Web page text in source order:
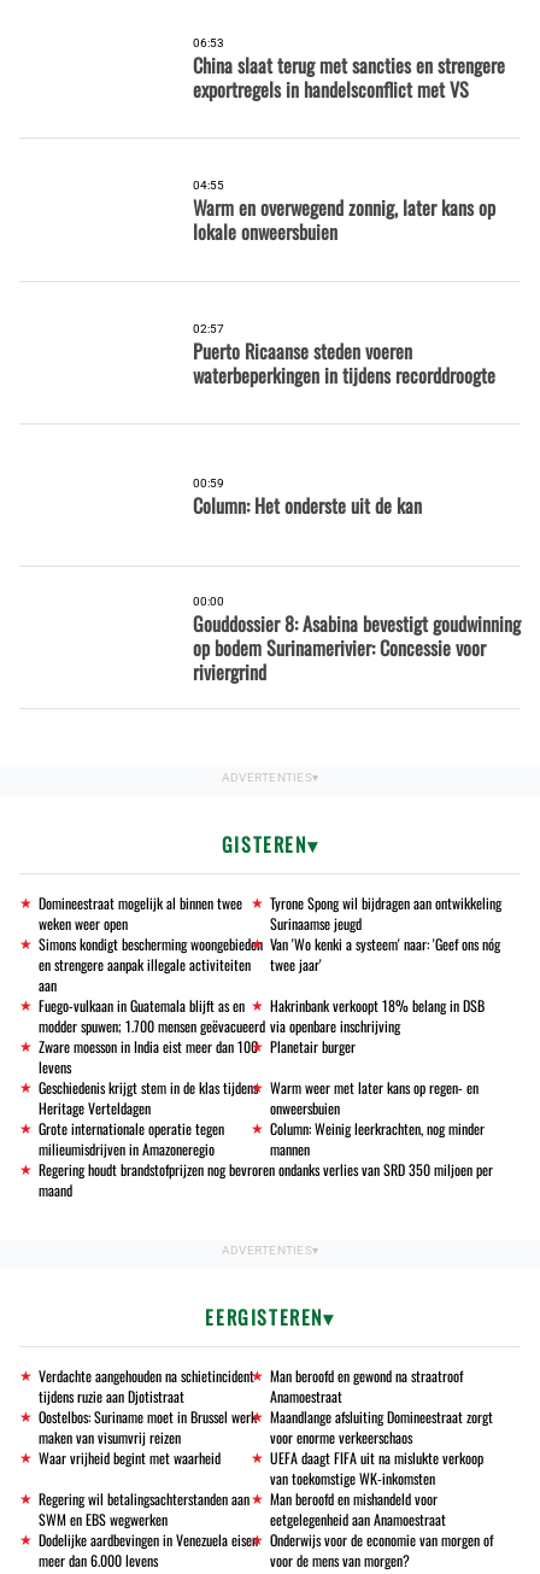
06:53
China slaat terug met sancties en strengere
exportregels in handelsconflict met VS
04:55
Warm en overwegend zonnig, later kans op
lokale onweersbuien
02:57
Puerto Ricaanse steden voeren
waterbeperkingen in tijdens recorddroogte
00:59
Column: Het onderste uit de kan
00:00
Gouddossier 8: Asabina bevestigt goudwinning
op bodem Surinamerivier: Concessie voor
riviergrind
GISTEREN
Domineestraat mogelijk al binnen twee
weken weer open
Tyrone Spong wil bijdragen aan ontwikkeling
Surinaamse jeugd
Simons kondigt bescherming woongebieden
en strengere aanpak illegale activiteiten
aan
Van 'Wo kenki a systeem' naar: 'Geef ons nóg
twee jaar'
Fuego-vulkaan in Guatemala blijft as en
modder spuwen; 1.700 mensen geëvacueerd
Hakrinbank verkoopt 18% belang in DSB
via openbare inschrijving
Zware moesson in India eist meer dan 100
levens
Planetair burger
Geschiedenis krijgt stem in de klas tijdens
Heritage Verteldagen
Warm weer met later kans op regen- en
onweersbuien
Grote internationale operatie tegen
milieumisdrijven in Amazoneregio
Column: Weinig leerkrachten, nog minder
mannen
Regering houdt brandstofprijzen nog bevroren ondanks verlies van SRD 350 miljoen per
maand
EERGISTEREN
Verdachte aangehouden na schietincident
tijdens ruzie aan Djotistraat
Man beroofd en gewond na straatroof
Anamoestraat
Oostelbos: Suriname moet in Brussel werk
maken van visumvrij reizen
Maandlange afsluiting Domineestraat zorgt
voor enorme verkeerschaos
Waar vrijheid begint met waarheid
UEFA daagt FIFA uit na mislukte verkoop
van toekomstige WK-inkomsten
Regering wil betalingsachterstanden aan
SWM en EBS wegwerken
Man beroofd en mishandeld voor
eetgelegenheid aan Anamoestraat
Dodelijke aardbevingen in Venezuela eisen
meer dan 6.000 levens
Onderwijs voor de economie van morgen of
voor de mens van morgen?